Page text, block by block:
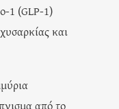
1 (GLP-1)
και
από το